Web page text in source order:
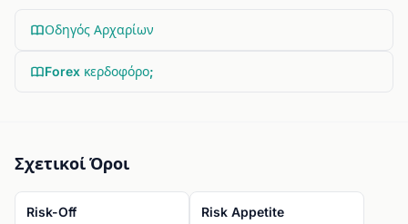
Οδηγός Αρχαρίων
Forex κερδοφόρο;
Σχετικοί Όροι
Risk-Off Risk Appetite